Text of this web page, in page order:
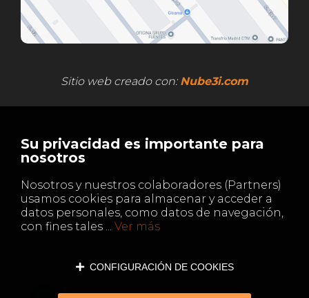
Ofrecemos un servicio integral que va
de productos. Desde nuestra
Mercamadrid, garantizamos una
personalizada, analizando las
para ofrecer soluciones a
​​​​​​​Sitio web creado con: Nube3i.com
Su privacidad es importante para
nosotros
Nosotros y nuestros colaboradores (Partners)
usamos cookies para almacenar y acceder a
datos personales, como datos de navegación,
con fines tales ... Ver más
CONFIGURACIÓN DE COOKIES